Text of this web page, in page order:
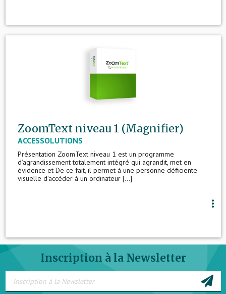
ZoomText niveau 1 (Magnifier)
ACCESSOLUTIONS
Présentation ZoomText niveau 1 est un programme
d’agrandissement totalement intégré qui agrandit, met en
évidence et De ce fait, il permet à une personne déficiente
visuelle d’accéder à un ordinateur [...]
more_vert
Inscription à la Newsletter